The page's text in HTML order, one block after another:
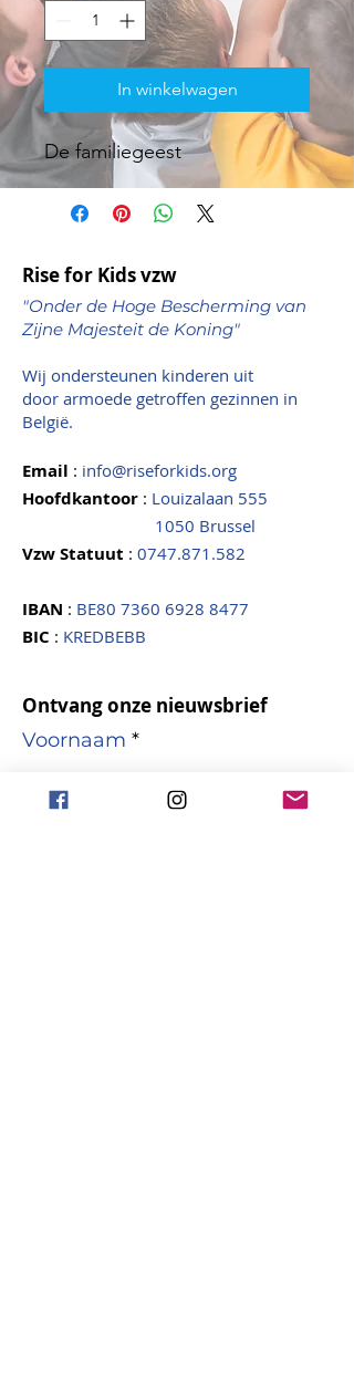
In winkelwagen
De familiegeest
Rise for Kids vzw
"Onder de Hoge Bescherming van
Zijne Majesteit de Koning"
Wij ondersteunen kinderen uit
door armoede getroffen gezinnen in
België.
Email : info@riseforkids.org
Hoofdkantoor : Louizalaan 555
1050 Brussel
Vzw Statuut : 0747.871.582
IBAN : BE80 7360 6928 8477
BIC : KREDBEBB
Ontvang onze nieuwsbrief
Voornaam